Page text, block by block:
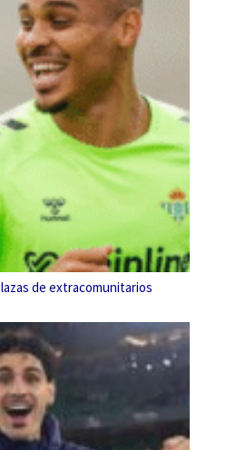
de extracomunitarios